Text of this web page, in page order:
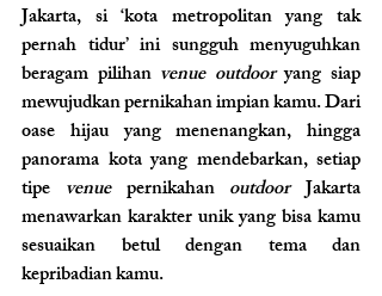
Jakarta, si ‘kota metropolitan yang tak
pernah tidur’ ini sungguh menyuguhkan
beragam pilihan venue outdoor yang siap
mewujudkan pernikahan impian kamu. Dari
oase hijau yang menenangkan, hingga
panorama kota yang mendebarkan, setiap
tipe venue pernikahan outdoor Jakarta
menawarkan karakter unik yang bisa kamu
sesuaikan betul dengan tema dan
kepribadian kamu.